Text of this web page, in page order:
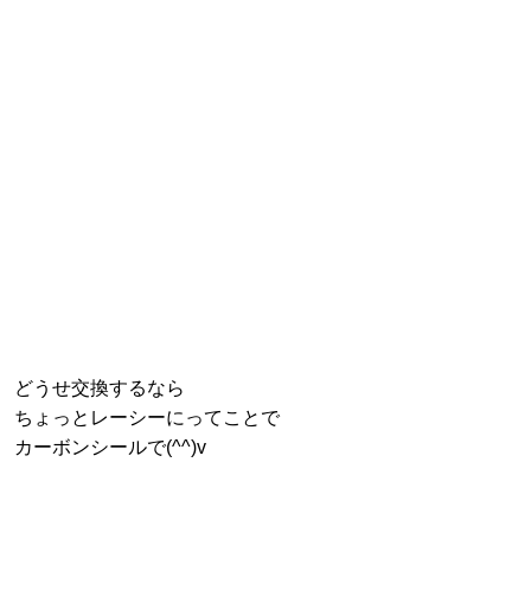
どうせ交換するなら
ちょっとレーシーにってことで
カーボンシールで(^^)v